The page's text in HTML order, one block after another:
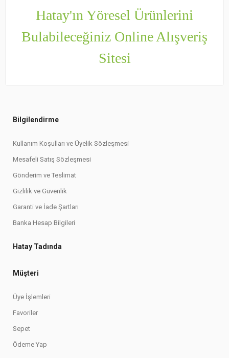
Hatay'ın Yöresel Ürünlerini
Bulabileceğiniz Online Alışveriş
Sitesi
Bilgilendirme
Kullanım Koşulları ve Üyelik Sözleşmesi
Mesafeli Satış Sözleşmesi
Gönderim ve Teslimat
Gizlilik ve Güvenlik
Garanti ve İade Şartları
Banka Hesap Bilgileri
Hatay Tadında
Müşteri
Üye İşlemleri
Favoriler
Sepet
Ödeme Yap